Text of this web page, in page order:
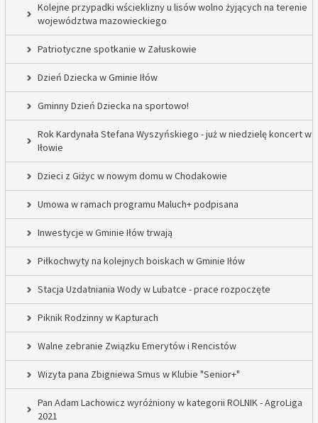
Kolejne przypadki wścieklizny u lisów wolno żyjących na terenie
województwa mazowieckiego
Patriotyczne spotkanie w Załuskowie
Dzień Dziecka w Gminie Iłów
Gminny Dzień Dziecka na sportowo!
Rok Kardynała Stefana Wyszyńskiego - już w niedzielę koncert w
Iłowie
Dzieci z Giżyc w nowym domu w Chodakowie
Umowa w ramach programu Maluch+ podpisana
Inwestycje w Gminie Iłów trwają
Piłkochwyty na kolejnych boiskach w Gminie Iłów
Stacja Uzdatniania Wody w Lubatce - prace rozpoczęte
Piknik Rodzinny w Kapturach
Walne zebranie Związku Emerytów i Rencistów
Wizyta pana Zbigniewa Smus w Klubie "Senior+"
Pan Adam Lachowicz wyróżniony w kategorii ROLNIK - AgroLiga
2021